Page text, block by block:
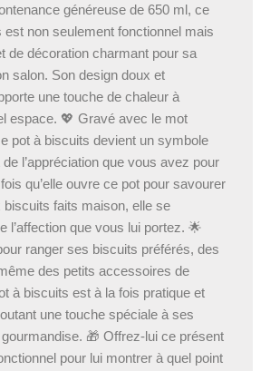
généreuse de 650 ml, ce
est non seulement fonctionnel mais
de décoration charmant pour sa
salon. Son design doux et
une touche de chaleur à
espace. 💖 Gravé avec le mot
pot à biscuits devient un symbole
de l’appréciation que vous avez pour
qu’elle ouvre ce pot pour savourer
biscuits faits maison, elle se
l’affection que vous lui portez. 🌟
ranger ses biscuits préférés, des
des petits accessoires de
à biscuits est à la fois pratique et
une touche spéciale à ses
🎁 Offrez-lui ce présent
pour lui montrer à quel point